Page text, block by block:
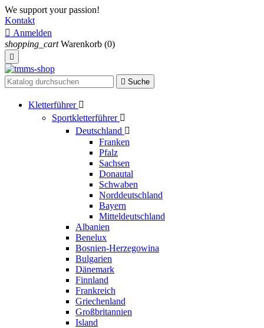
We support your passion!
Kontakt
 Anmelden
shopping_cart Warenkorb (0)

 Suche
Kletterführer 
Sportkletterführer 
Deutschland 
Franken
Pfalz
Sachsen
Donautal
Schwaben
Norddeutschland
Bayern
Mitteldeutschland
Albanien
Benelux
Bosnien-Herzegowina
Bulgarien
Dänemark
Finnland
Frankreich
Griechenland
Großbritannien
Island